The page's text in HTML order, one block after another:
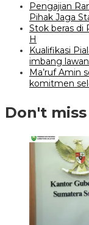
Pengajian
Pihak Jaga
Stok beras di
H
Kualifikasi
imbang lawan
Ma’ruf Amin
komitmen
Don't miss